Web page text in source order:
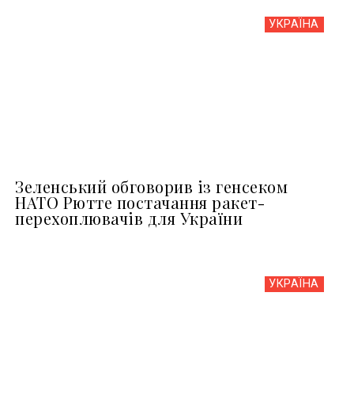
УКРАЇНА
Зеленський обговорив із генсеком
НАТО Рютте постачання ракет-
перехоплювачів для України
УКРАЇНА